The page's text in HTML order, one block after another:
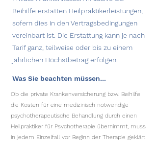
Beihilfe erstatten Heilpraktikerleistungen,
sofern dies in den Vertragsbedingungen
vereinbart ist. Die Erstattung kann je nach
Tarif ganz, teilweise oder bis zu einem
jährlichen Höchstbetrag erfolgen.
Was Sie beachten müssen...
Ob die private Krankenversicherung bzw. Beihilfe
die Kosten für eine medizinisch notwendige
psychotherapeutische Behandlung durch einen
Heilpraktiker für Psychotherapie übernimmt, muss
in jedem Einzelfall vor Beginn der Therapie geklärt